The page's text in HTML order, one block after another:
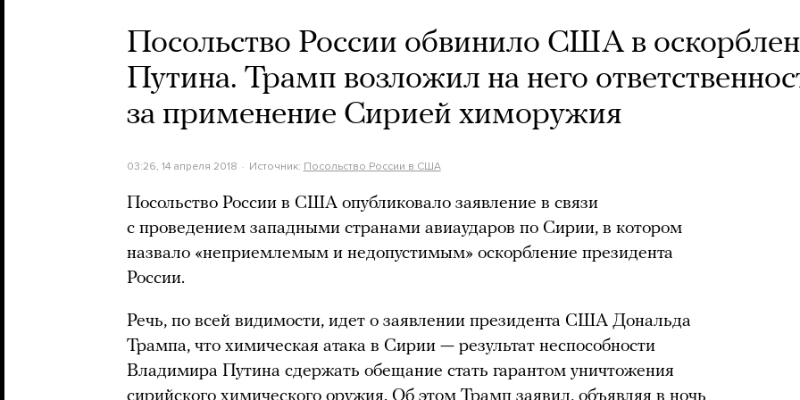
Посольство России обвинило США в
Путина. Трамп возложил на него
за применение Сирией химоружия
03:26, 14 апреля 2018 Источник: Посольство России в США
Посольство России в США опубликовало заявление в связи
с проведением западными странами авиаударов по Сирии, в котором
назвало «неприемлемым и недопустимым» оскорбление президента
России.
Речь, по всей видимости, идет о заявлении президента США Дональда
Трампа, что химическая атака в Сирии — результат неспособности
Владимира Путина сдержать обещание стать гарантом уничтожения
сирийского химического оружия. Об этом Трамп заявил, объявляя в ночь